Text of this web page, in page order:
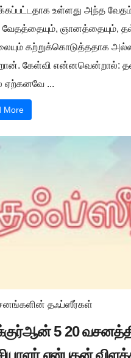
உள்ளது அந்த
வேதத்தையும், ஞானத்தையும்,
கற்றுக்கொடுத்ததாக
கேள்வி என்னவென்றால்:
...
More
தஃப்ஸீர்கள்
5 20